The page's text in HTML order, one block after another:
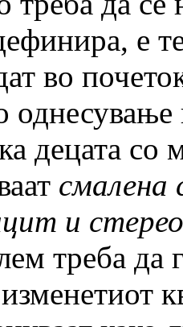
е
во
однесување
децата со
смалена
и
треба да